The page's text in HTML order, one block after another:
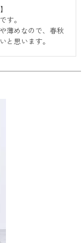
す。
薄めなので、春秋
と思います。